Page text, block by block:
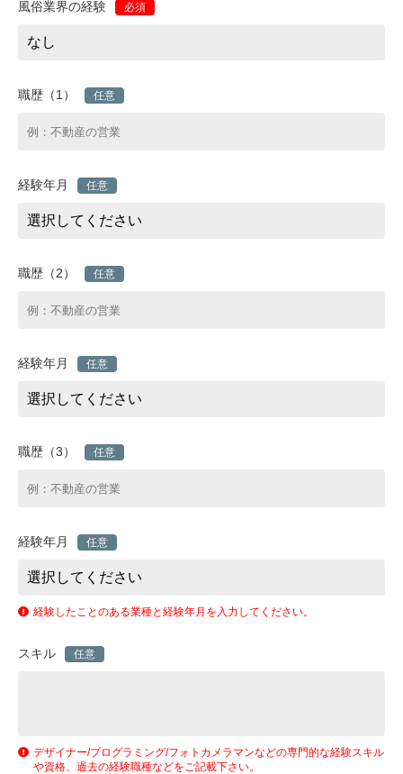
風俗業界の経験 必須
職歴（1） 任意
経験年月 任意
職歴（2） 任意
経験年月 任意
職歴（3） 任意
経験年月 任意
経験したことのある業種と経験年月を入力してください。
スキル 任意
デザイナー/プログラミング/フォトカメラマンなどの専門的な経験スキル
や資格、過去の経験職種などをご記載下さい。